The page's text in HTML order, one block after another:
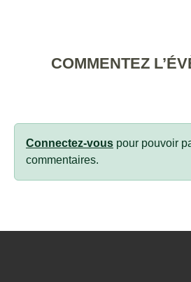
COMMENTEZ
Connectez-vous pour pouvoir
commentaires.